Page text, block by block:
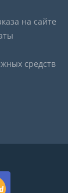
на сайте
средств